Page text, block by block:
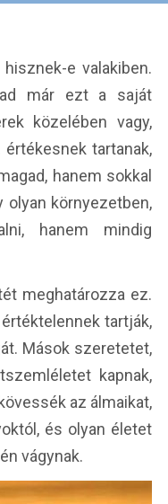
e valakiben.
már ezt a saját
közelében vagy,
tartanak,
hanem sokkal
olyan környezetben,
hanem mindig
meghatározza ez.
tartják,
Mások szeretetet,
kapnak,
az álmaikat,
és olyan életet
vágynak.